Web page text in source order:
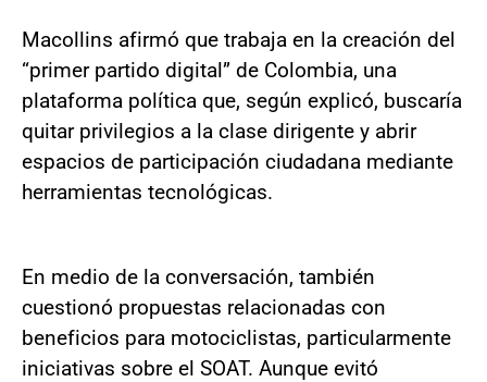
Macollins afirmó que trabaja en la creación del
“primer partido digital” de Colombia, una
plataforma política que, según explicó, buscaría
quitar privilegios a la clase dirigente y abrir
espacios de participación ciudadana mediante
herramientas tecnológicas.
En medio de la conversación, también
cuestionó propuestas relacionadas con
beneficios para motociclistas, particularmente
iniciativas sobre el SOAT. Aunque evitó